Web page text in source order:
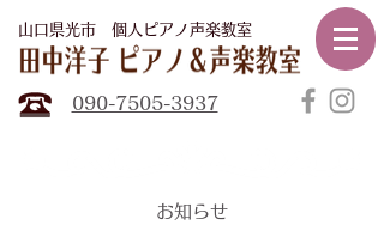
山口県光市​ 個人ピアノ声楽教室
洋子ピアノ声楽教室
090-7505-3937
​お知らせ